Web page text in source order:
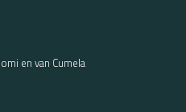
en van Cumela